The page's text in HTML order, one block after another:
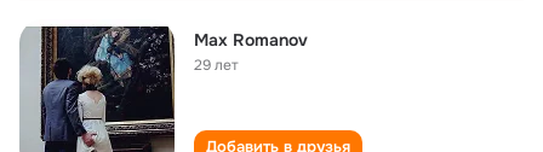
Max Romanov
29 лет
Добавить в друзья